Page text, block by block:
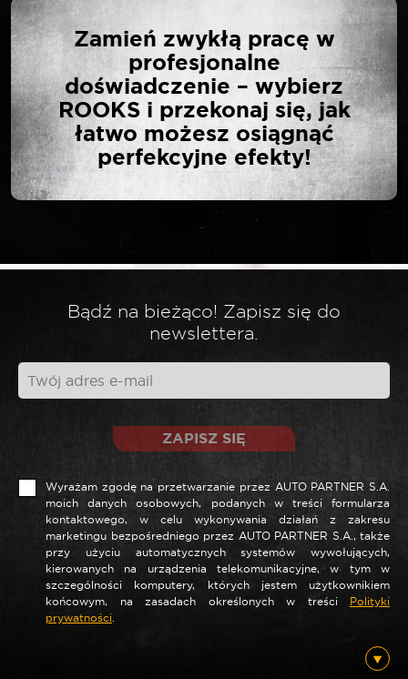
NAPISZ PIERWSZĄ
OPINIĘ O „ROOKS 12 V
AQ-LION GRZECHOTKA
3/8″ 40 NM”
Twój adres email nie zostanie opublikowany.
Wymagane pola są oznaczone
*
Twoja opinia*
Nazwa *
E-mail*
Zamień zwykłą pracę w
profesjonalne
doświadczenie – wybierz
ROOKS i przekonaj się, jak
łatwo możesz osiągnąć
perfekcyjne efekty!
Bądź na bieżąco! Zapisz się do
newslettera.
ZAPISZ SIĘ
Wyrażam zgodę na przetwarzanie przez AUTO PARTNER S.A.
moich danych osobowych, podanych w treści formularza
kontaktowego, w celu wykonywania działań z zakresu
marketingu bezpośredniego przez AUTO PARTNER S.A., także
przy użyciu automatycznych systemów wywołujących,
kierowanych na urządzenia telekomunikacyjne, w tym w
szczególności komputery, których jestem użytkownikiem
końcowym, na zasadach określonych w treści Polityki
prywatności.